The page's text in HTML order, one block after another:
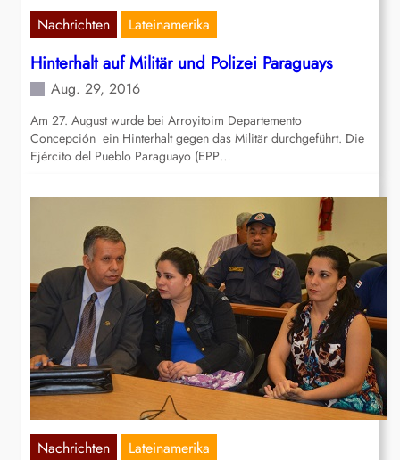
Nachrichten Lateinamerika
Hinterhalt auf Militär und Polizei Paraguays
Aug. 29, 2016
Am 27. August wurde bei Arroyitoim Departemento
Concepción ein Hinterhalt gegen das Militär durchgeführt. Die
Ejército del Pueblo Paraguayo (EPP…
Nachrichten Lateinamerika